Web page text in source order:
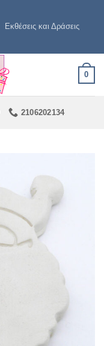
Εκθέσεις και Δράσεις
0
2106202134